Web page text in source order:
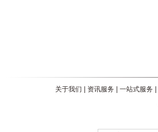
关于我们 资讯服务 一站式服务